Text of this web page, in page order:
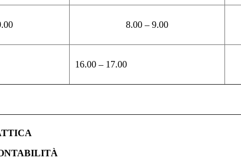
8.00 – 9.00
16.00 – 17.00